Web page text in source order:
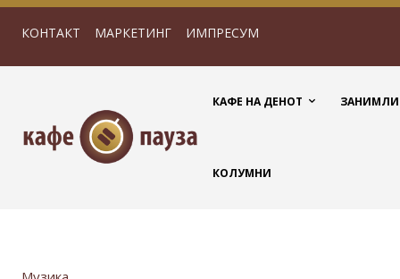
КОНТАКТ МАРКЕТИНГ ИМПРЕСУМ
КАФЕ НА ДЕНОТ
КОЛУМНИ